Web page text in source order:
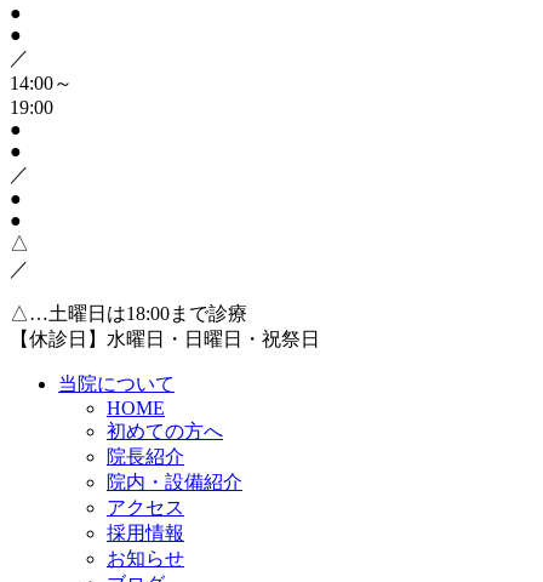
●
●
／
14:00～
19:00
●
●
／
●
●
△
／
△…土曜日は18:00まで診療
【休診日】水曜日・日曜日・祝祭日
当院について
HOME
初めての方へ
院長紹介
院内・設備紹介
アクセス
採用情報
お知らせ